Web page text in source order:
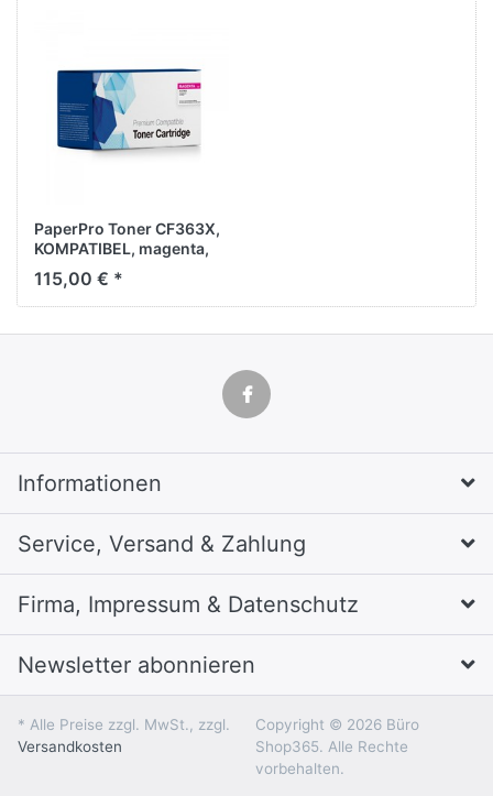
PaperPro Toner CF363X,
KOMPATIBEL, magenta,
ca. 9.500 Seiten
115,00 € *
Informationen
Service, Versand & Zahlung
Firma, Impressum & Datenschutz
Newsletter abonnieren
* Alle Preise zzgl. MwSt., zzgl.
Versandkosten
Copyright © 2026 Büro
Shop365. Alle Rechte
vorbehalten.